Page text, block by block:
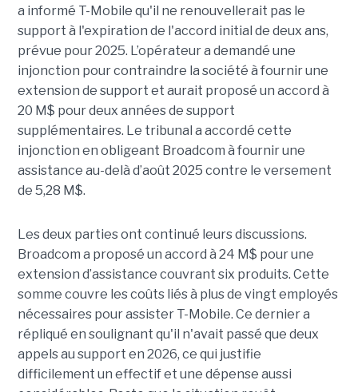
a informé T-Mobile qu'il ne renouvellerait pas le
support à l'expiration de l'accord initial de deux ans,
prévue pour 2025. L’opérateur a demandé une
injonction pour contraindre la société à fournir une
extension de support et aurait proposé un accord à
20 M$ pour deux années de support
supplémentaires. Le tribunal a accordé cette
injonction en obligeant Broadcom à fournir une
assistance au-delà d’août 2025 contre le versement
de 5,28 M$.
Les deux parties ont continué leurs discussions.
Broadcom a proposé un accord à 24 M$ pour une
extension d’assistance couvrant six produits. Cette
somme couvre les coûts liés à plus de vingt employés
nécessaires pour assister T-Mobile. Ce dernier a
répliqué en soulignant qu'il n'avait passé que deux
appels au support en 2026, ce qui justifie
difficilement un effectif et une dépense aussi